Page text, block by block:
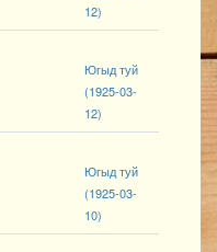
12)
Югыд туй
(1925-03-
12)
Югыд туй
(1925-03-
10)